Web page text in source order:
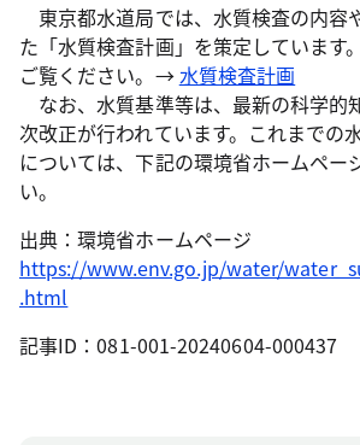
東京都水道局では、水質検査の内容
た「水質検査計画」を策定しています
ご覧ください。→ 水質検査計画
なお、水質基準等は、最新の科学的
次改正が行われています。これまでの
については、下記の環境省ホームペー
い。
出典：環境省ホームページ
https://www.env.go.jp/water/
.html
記事ID：081-001-20240604-000437